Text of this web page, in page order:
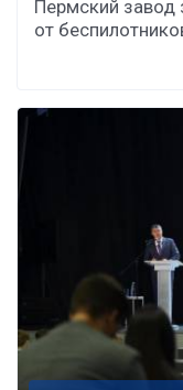
Пермский завод
от